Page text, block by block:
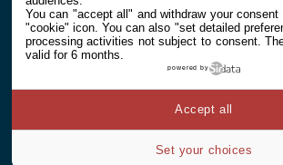
You can "accept all" and withdraw your
"cookie" icon. You can also "set detailed
processing activities not subject to consent.
valid for 6 months.
powered by
Set your choices
Accept all